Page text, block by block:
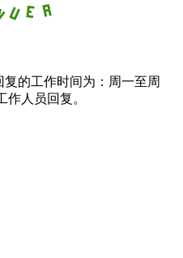
的工作时间为：周一至周
作人员回复。